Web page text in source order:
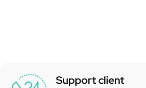
Support client